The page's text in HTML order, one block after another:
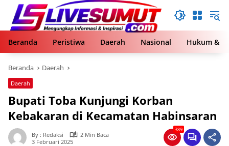
Langsung
konten
Beranda
Peristiwa Daerah Nasional Hukum &
Beranda Daerah
Daerah
Bupati Toba Kunjungi Korban
Kebakaran di Kecamatan Habinsaran
By : Redaksi
2 Min Baca
3 Februari 2025
389